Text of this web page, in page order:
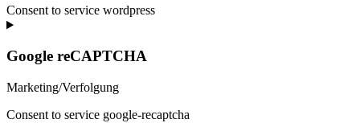
Consent to service wordpress
Google reCAPTCHA
Marketing/Verfolgung
Consent to service google-recaptcha